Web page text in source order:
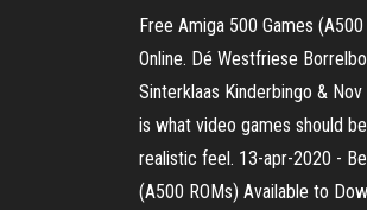
Free Amiga 500 Games
Online. Dé Westfriese
Sinterklaas Kinderbingo &
is what video games should
realistic feel. 13-apr-2020 -
(A500 ROMs) Available to